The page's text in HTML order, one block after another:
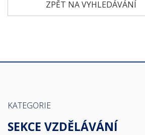
ZPĚT NA VYHLEDÁVÁNÍ
KATEGORIE
SEKCE VZDĚLÁVÁNÍ